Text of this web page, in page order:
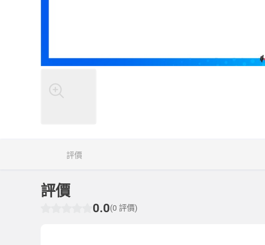
評價
評價
0.0(0 評價)